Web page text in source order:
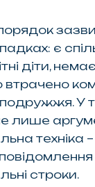
є
діти,
втрачено
подружжя. У
лише
техніка –
строки.